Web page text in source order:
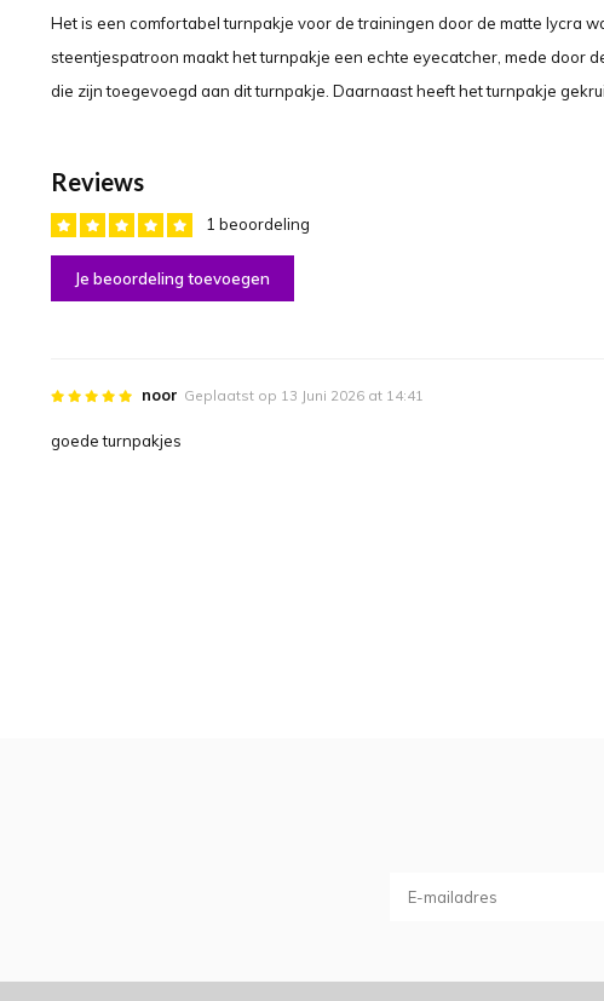
Het is een comfortabel turnpakje voor de trainingen door de matte lycra
steentjespatroon maakt het turnpakje een echte eyecatcher, mede door
die zijn toegevoegd aan dit turnpakje. Daarnaast heeft het turnpakje
Reviews
1 beoordeling
Je beoordeling toevoegen
noor Geplaatst op 13 Juni 2026 at 14:41
goede turnpakjes